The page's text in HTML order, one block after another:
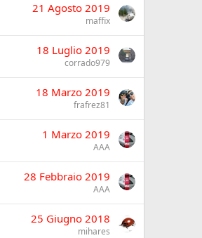
21 Agosto 2019
maffix
18 Luglio 2019
corrado979
18 Marzo 2019
frafrez81
1 Marzo 2019
AAA
28 Febbraio 2019
AAA
25 Giugno 2018
mihares